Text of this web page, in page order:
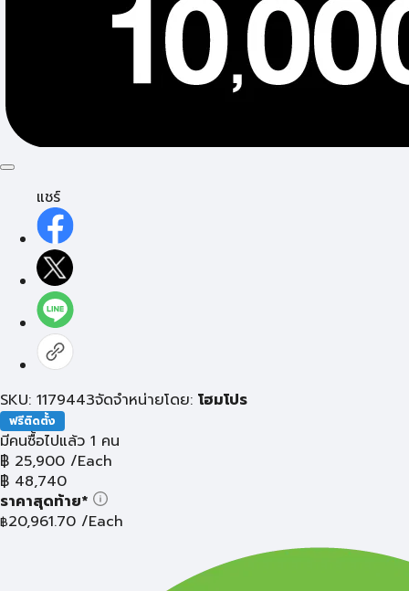
แชร์
SKU: 1179443จัดจำหน่ายโดย: โฮมโปร
ฟรีติดตั้ง
มีคนซื้อไปแล้ว 1 คน
฿ 25,900 /Each
฿ 48,740
ราคาสุดท้าย*
฿20,961.70 /Each